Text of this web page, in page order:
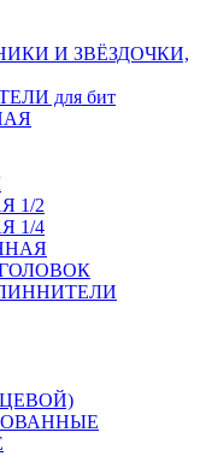
И ЗВЁЗДОЧКИ,
для бит
1/2
1/4